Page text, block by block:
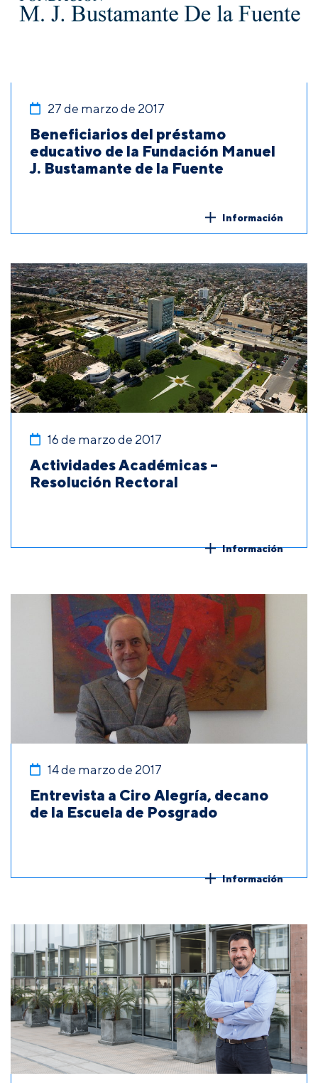
27 de marzo de 2017
Beneficiarios del préstamo
educativo de la Fundación Manuel
J. Bustamante de la Fuente
Información
16 de marzo de 2017
Actividades Académicas –
Resolución Rectoral
Información
14 de marzo de 2017
Entrevista a Ciro Alegría, decano
de la Escuela de Posgrado
Información